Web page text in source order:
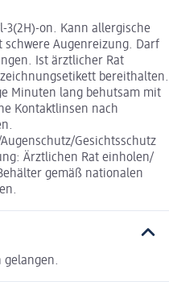
3(2H)-on. Kann allergische
schwere Augenreizung. Darf
Ist ärztlicher Rat
bereithalten.
Minuten lang behutsam mit
Kontaktlinsen nach
Gesichtsschutz
Ärztlichen Rat einholen/
gemäß nationalen
gelangen.